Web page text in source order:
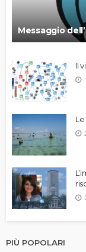
Messaggio
Il
PIÙ POPOLARI